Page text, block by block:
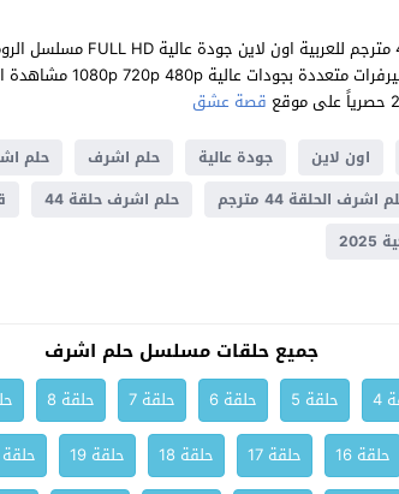
قصة عشق
اون لاين جودة عالية حلم اشرف حلم
اشرف الحلقة 44 مترجم حلم اشرف حلقة 44
جميع حلقات مسلسل حلم اشرف
4 حلقة 5 حلقة 6 حلقة 7 حلقة 8
حلقة 16 حلقة 17 حلقة 18 حلقة 19 حلقة